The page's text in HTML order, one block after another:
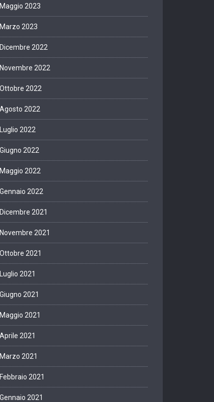
Maggio 2023
Marzo 2023
Dicembre 2022
Novembre 2022
Ottobre 2022
Agosto 2022
Luglio 2022
Giugno 2022
Maggio 2022
Gennaio 2022
Dicembre 2021
Novembre 2021
Ottobre 2021
Luglio 2021
Giugno 2021
Maggio 2021
Aprile 2021
Marzo 2021
Febbraio 2021
Gennaio 2021